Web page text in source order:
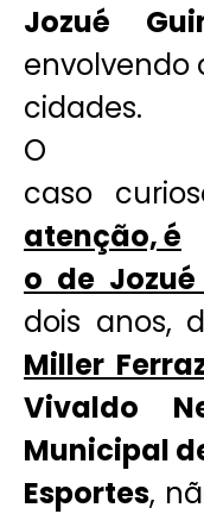
Jozué
envolvendo
cidades.
O
caso
atenção, é
o de
dois anos,
Miller
Vivaldo
Municipal
Esportes,